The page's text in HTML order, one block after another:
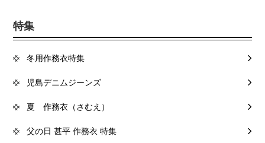
特集
冬用作務衣特集
児島デニムジーンズ
夏 作務衣（さむえ）
父の日 甚平 作務衣 特集